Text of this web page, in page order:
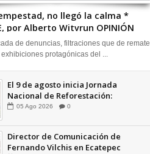
no llegó la calma *
por Alberto Witvrun OPINIÓN
de denuncias, filtraciones que de remate
protagónicas del ...
El 9 de agosto inicia Jornada
Nacional de Reforestación:
presidenta Sheinbaum +Video
05 Ago 2026 0
Director de Comunicación de
Fernando Vilchis en Ecatepec